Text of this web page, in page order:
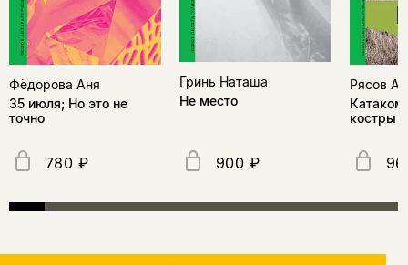
Фёдорова Аня
35 июля; Но это не
точно
780 ₽
Гринь Наташа
Не место
900 ₽
Рясов
костры